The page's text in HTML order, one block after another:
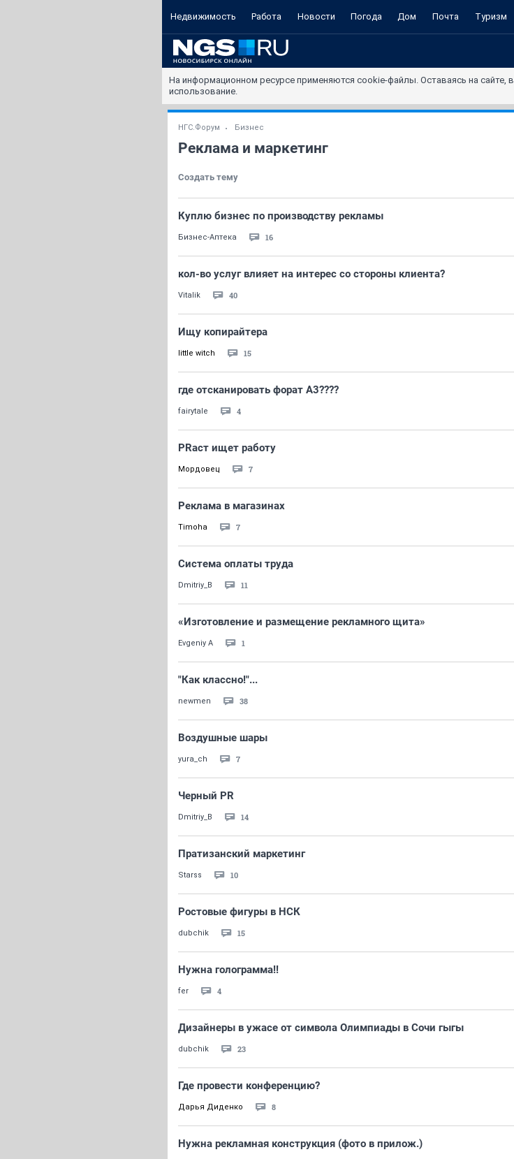
Недвижимость Работа Новости Погода Дом Почта Туризм
На информационном ресурсе применяются cookie-файлы. Оставаясь на сайте,
использование.
НГС.Форум Бизнес
Реклама и маркетинг
Создать тему
Куплю бизнес по производству рекламы
Бизнес-Аптека 16
кол-во услуг влияет на интерес со стороны клиента?
Vitalik 40
Ищу копирайтера
little witch 15
где отсканировать форат А3????
fairytale 4
PRаст ищет работу
Мордовец 7
Реклама в магазинах
Timoha 7
Система оплаты труда
Dmitriy_B 11
«Изготовление и размещение рекламного щита»
Evgeniy A 1
"Как классно!"...
newmen 38
Воздушные шары
yura_ch 7
Черный PR
Dmitriy_B 14
Пратизанский маркетинг
Starss 10
Ростовые фигуры в НСК
dubchik 15
Нужна голограмма!!
fer 4
Дизайнеры в ужасе от символа Олимпиады в Сочи гыгы
dubchik 23
Где провести конференцию?
Дарья Диденко 8
Нужна рекламная конструкция (фото в прилож.)